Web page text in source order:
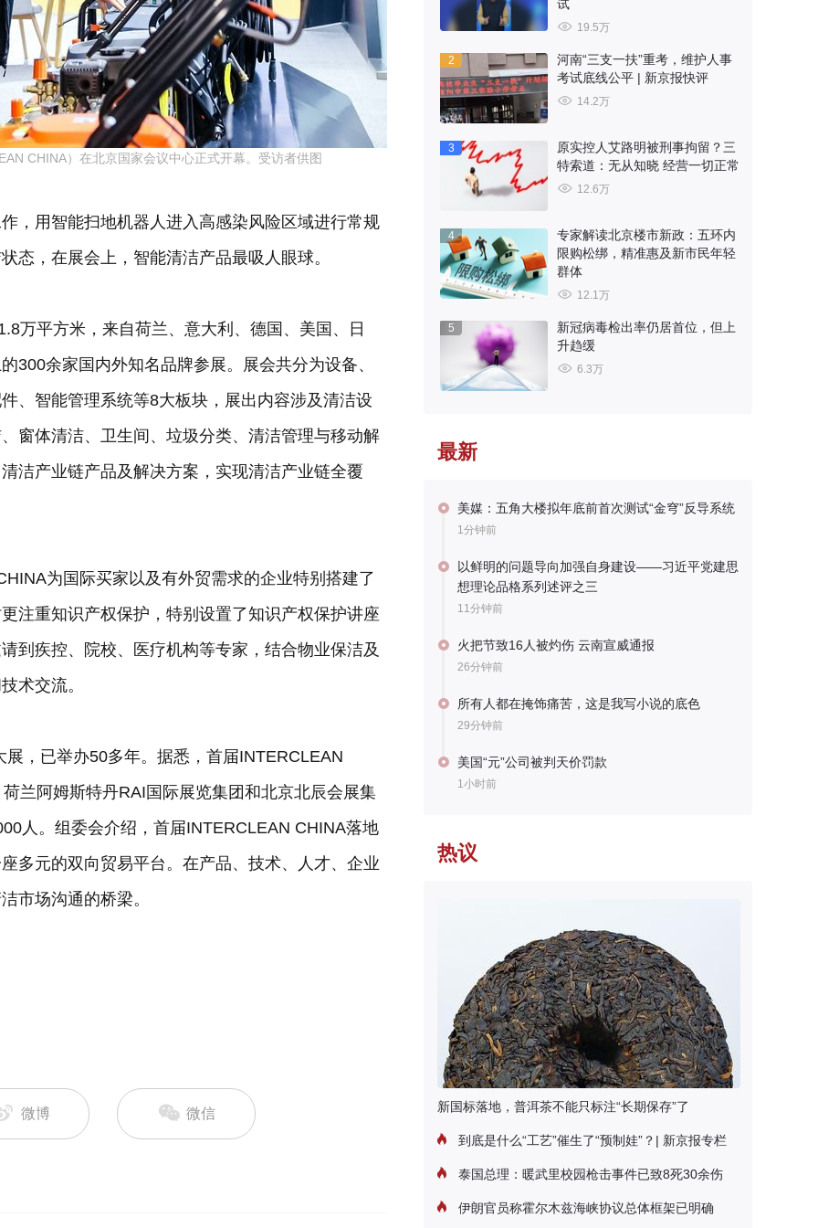
CHINA）在北京国家会议中心正式开幕。受访者供图
，用智能扫地机器人进入高感染风险区域进行常规
态，在展会上，智能清洁产品最吸人眼球。
万平方米，来自荷兰、意大利、德国、美国、日
300余家国内外知名品牌参展。展会共分为设备、
、智能管理系统等8大板块，展出内容涉及清洁设
窗体清洁、卫生间、垃圾分类、清洁管理与移动解
洁产业链产品及解决方案，实现清洁产业链全覆
为国际买家以及有外贸需求的企业特别搭建了
注重知识产权保护，特别设置了知识产权保护讲座
到疾控、院校、医疗机构等专家，结合物业保洁及
术交流。
，已举办50多年。据悉，首届INTERCLEAN
兰阿姆斯特丹RAI国际展览集团和北京北辰会展集
人。组委会介绍，首届INTERCLEAN CHINA落地
多元的双向贸易平台。在产品、技术、人才、企业
市场沟通的桥梁。
微博 微信
试
19.5万
2
河南“三支一扶”重考，维护人事
考试底线公平 | 新京报快评
14.2万
3
原实控人艾路明被刑事拘留？三
特索道：无从知晓 经营一切正常
12.6万
4
专家解读北京楼市新政：五环内
限购松绑，精准惠及新市民年轻
群体
12.1万
5
新冠病毒检出率仍居首位，但上
升趋缓
6.3万
最新
美媒：五角大楼拟年底前首次测试“金穹”反导系统
1分钟前
以鲜明的问题导向加强自身建设——习近平党建思
想理论品格系列述评之三
11分钟前
火把节致16人被灼伤 云南宣威通报
26分钟前
所有人都在掩饰痛苦，这是我写小说的底色
29分钟前
美国“元”公司被判天价罚款
1小时前
热议
新国标落地，普洱茶不能只标注“长期保存”了
到底是什么“工艺”催生了“预制娃”？| 新京报专栏
泰国总理：暖武里校园枪击事件已致8死30余伤
伊朗官员称霍尔木兹海峡协议总体框架已明确